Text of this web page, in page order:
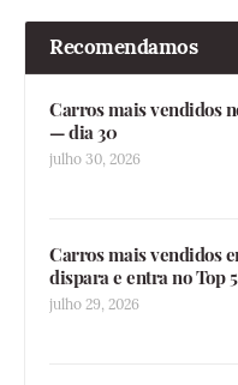
Recomendamos
Carros mais vendidos
— dia 30
julho 30, 2026
Carros mais vendidos
dispara e entra no Top
julho 29, 2026